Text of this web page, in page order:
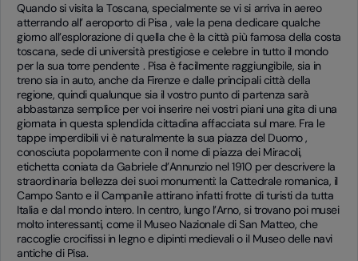
Quando si visita la Toscana, specialmente se vi si arriva in aereo
atterrando all’ aeroporto di Pisa , vale la pena dedicare qualche
giorno all’esplorazione di quella che è la città più famosa della costa
toscana, sede di università prestigiose e celebre in tutto il mondo
per la sua torre pendente . Pisa è facilmente raggiungibile, sia in
treno sia in auto, anche da Firenze e dalle principali città della
regione, quindi qualunque sia il vostro punto di partenza sarà
abbastanza semplice per voi inserire nei vostri piani una gita di una
giornata in questa splendida cittadina affacciata sul mare. Fra le
tappe imperdibili vi è naturalmente la sua piazza del Duomo ,
conosciuta popolarmente con il nome di piazza dei Miracoli,
etichetta coniata da Gabriele d’Annunzio nel 1910 per descrivere la
straordinaria bellezza dei suoi monumenti: la Cattedrale romanica, il
Campo Santo e il Campanile attirano infatti frotte di turisti da tutta
Italia e dal mondo intero. In centro, lungo l’Arno, si trovano poi musei
molto interessanti, come il Museo Nazionale di San Matteo, che
raccoglie crocifissi in legno e dipinti medievali o il Museo delle navi
antiche di Pisa.